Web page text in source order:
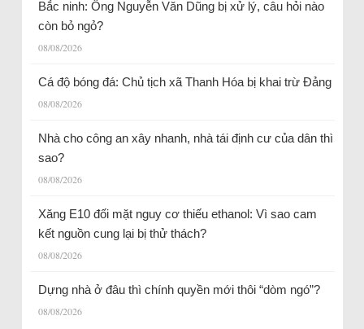
Bắc ninh: Ông Nguyễn Văn Dũng bị xử lý, câu hỏi nào
còn bỏ ngỏ?
08/08/2026
Cá độ bóng đá: Chủ tịch xã Thanh Hóa bị khai trừ Đảng
08/08/2026
Nhà cho công an xây nhanh, nhà tái định cư của dân thì
sao?
08/08/2026
Xăng E10 đối mặt nguy cơ thiếu ethanol: Vì sao cam
kết nguồn cung lại bị thử thách?
08/08/2026
Dựng nhà ở đâu thì chính quyền mới thôi “dòm ngó”?
08/08/2026